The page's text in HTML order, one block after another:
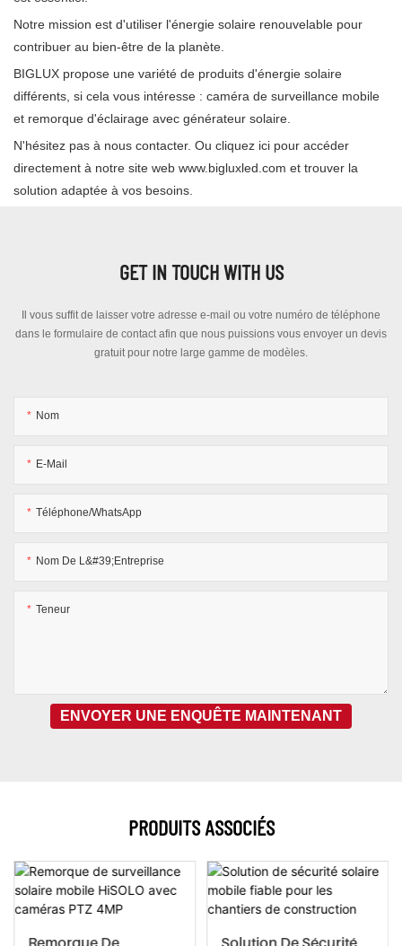
Notre mission est d'utiliser l'énergie solaire renouvelable pour
contribuer au bien-être de la planète.
BIGLUX propose une variété de produits d'énergie solaire
différents, si cela vous intéresse : caméra de surveillance mobile
et remorque d'éclairage avec générateur solaire.
N'hésitez pas à nous contacter. Ou cliquez ici pour accéder
directement à notre site web www.bigluxled.com et trouver la
solution adaptée à vos besoins.
GET IN TOUCH WITH US
Il vous suffit de laisser votre adresse e-mail ou votre numéro de téléphone
dans le formulaire de contact afin que nous puissions vous envoyer un devis
gratuit pour notre large gamme de modèles.
Nom
E-Mail
Téléphone/WhatsApp
Nom De L&#39;entreprise
Teneur
ENVOYER UNE ENQUÊTE MAINTENANT
PRODUITS ASSOCIÉS
Remorque De Solution De Sécurité